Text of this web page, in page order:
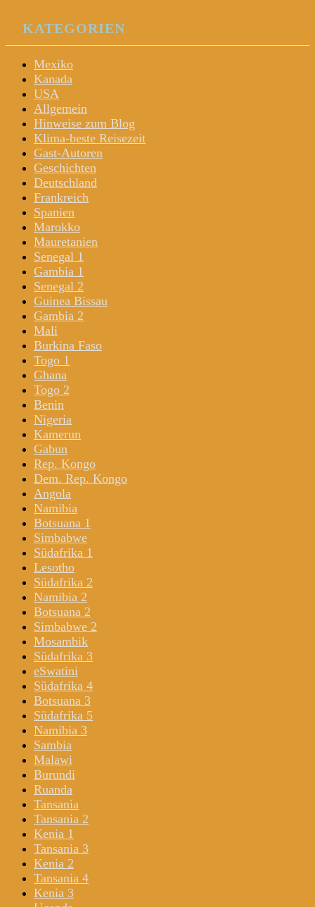
KATEGORIEN
Mexiko
Kanada
USA
Allgemein
Hinweise zum Blog
Klima-beste Reisezeit
Gast-Autoren
Geschichten
Deutschland
Frankreich
Spanien
Marokko
Mauretanien
Senegal 1
Gambia 1
Senegal 2
Guinea Bissau
Gambia 2
Mali
Burkina Faso
Togo 1
Ghana
Togo 2
Benin
Nigeria
Kamerun
Gabun
Rep. Kongo
Dem. Rep. Kongo
Angola
Namibia
Botsuana 1
Simbabwe
Südafrika 1
Lesotho
Südafrika 2
Namibia 2
Botsuana 2
Simbabwe 2
Mosambik
Südafrika 3
eSwatini
Südafrika 4
Botsuana 3
Südafrika 5
Namibia 3
Sambia
Malawi
Burundi
Ruanda
Tansania
Tansania 2
Kenia 1
Tansania 3
Kenia 2
Tansania 4
Kenia 3